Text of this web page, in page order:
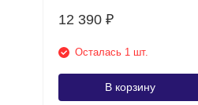
12 390 ₽
Осталась 1 шт.
В корзину